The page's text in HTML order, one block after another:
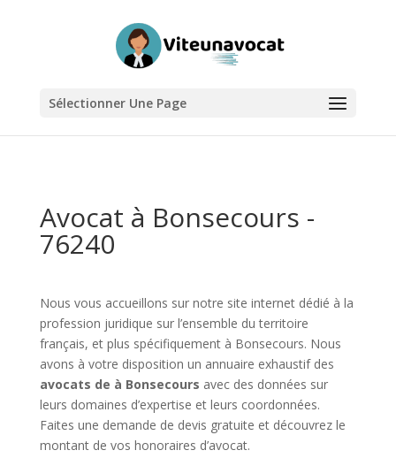
Sélectionner Une Page
Avocat à Bonsecours -
76240
Nous vous accueillons sur notre site internet dédié à la
profession juridique sur l’ensemble du territoire
français, et plus spécifiquement à Bonsecours. Nous
avons à votre disposition un annuaire exhaustif des
avocats de à Bonsecours avec des données sur
leurs domaines d’expertise et leurs coordonnées.
Faites une demande de devis gratuite et découvrez le
montant de vos honoraires d’avocat.